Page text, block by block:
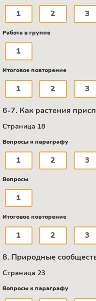
1 2 3
Работа в группе
1
Итоговое повторение
1 2 3
6-7. Как растения
Страница 18
Вопросы к параграфу
1 2 3
Вопросы
1
Итоговое повторение
1 2 3
8. Природные
Страница 23
Вопросы к параграфу